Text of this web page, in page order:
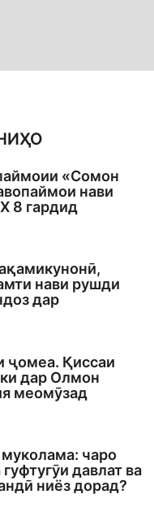
«Сомон
нави
8 гардид
нави рушди
дар
ҷомеа. Қиссаи
дар Олмон
меомӯзад
чаро
давлат ва
ниёз дорад?